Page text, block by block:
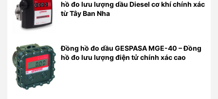
hồ đo lưu lượng dầu Diesel cơ khí chính xác
từ Tây Ban Nha
Đồng hồ đo dầu GESPASA MGE-40 – Đồng
hồ đo lưu lượng điện tử chính xác cao